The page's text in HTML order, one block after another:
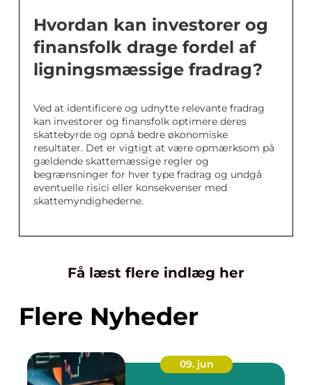
Hvordan kan investorer og
finansfolk drage fordel af
ligningsmæssige fradrag?
Ved at identificere og udnytte relevante fradrag
kan investorer og finansfolk optimere deres
skattebyrde og opnå bedre økonomiske
resultater. Det er vigtigt at være opmærksom på
gældende skattemæssige regler og
begrænsninger for hver type fradrag og undgå
eventuelle risici eller konsekvenser med
skattemyndighederne.
Få læst flere indlæg her
Flere Nyheder
09. jun